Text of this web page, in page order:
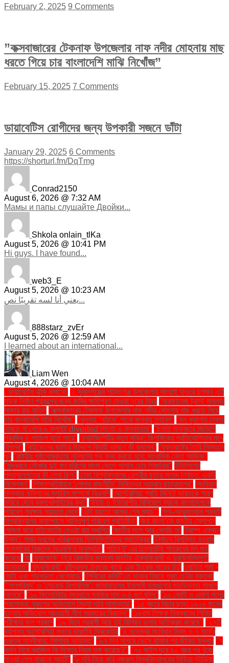
February 2, 2025 9 Comments
”কক্সবাজারের টেকনাফ উপজেলার নাফ নদীর মোহনায় মাছ
ধরতে গিয়ে চার বাংলাদেশি মাঝি নিখোঁজ”
February 15, 2025 7 Comments
ডায়াবেটিস রোগীদের জন্য উপকারী সজনে ডাঁটা
January 29, 2025 6 Comments
https://shorturl.fm/DqTmg
Conrad2150
August 6, 2026 @ 7:32 AM
Мамы и папы слушайте Двойки...
Shkola onlain_tlKa
August 5, 2026 @ 10:41 PM
Hi guys. I have found...
web3_E
August 5, 2026 @ 10:23 AM
يعني أنا لسه تقريبًا نص...
888starz_zvEr
August 5, 2026 @ 12:59 AM
I learned about an international...
Liam Wen
August 4, 2026 @ 10:04 AM
. ডায়াবেটিস ঝুঁকি কমানো:
। সুনামগঞ্জের শান্তিগঞ্জ উপজেলার সাংহাই হাওরে চলমান এই
সড়ক নির্মাণ প্রকল্পের জন্য জমির ক্ষতিপূরণ দেওয়া দূরের বিষয় ''অরফানেজ ট্রাস্ট মামলায়
সাজার রায় বাতিল ''কক্সবাজারের টেকনাফ উপজেলার নাফ নদীর মোহনায় মাছ ধরতে গিয়ে
চার বাংলাদেশি মাঝি নিখোঁজ'' ''খুলনায় ‘নাটুকে’ পার্কে জলবায়ু তহবিল'' ''ঘন কুয়াশায় ঢাকায়
নামতে না পেরে ৬ ফ্লাইট diverted সিলেট ও কলকাতায়'' ''চলতি অর্থবছরে জিডিপি
প্রবৃদ্ধি ৪ শতাংশ হতে পারে'' ''চ্যাটজিপিটির নতুন সুবিধা: ডিপসিকের প্রতিযোগিতার মুখে
বিপ্লব'' ''বাইডেনের জাতির উদ্দেশে বিদায়ী ভাষণে কী বললেন'' ''যুক্তরাষ্ট্রে তৈরি পিস্তলে
খুন ''রাষ্ট্রীয় পৃষ্ঠপোষকতায় লুটপাটের পথ বন্ধ করতে হবে: সাংবাদিক নেতা আজিজ"
''সুন্দরবনে নৌকায় দুই মণ হরিণের মাংস ফেলে পালাল চোর শিকারিরা'' 'টিউলিপের
পদত্যাগপত্রে কী লেখা ছিল'' 'ঢাকা বিশ্ববিদ্যালয় কেন্দ্রীয় ছাত্র সংসদ নির্বাচন: একটি
বিশ্লেষণ'' 'শিক্ষাপ্রতিষ্ঠানে ‘গোপন রাজনীতি’ নিষিদ্ধের আহ্বান ছাত্রদলের'' 'সংবিধান
সংস্কার কমিশনের সুপারিশ সম্পর্কে বিএনপি ‘অস্ট্রেলিয়া প্রতি মিনিটে ভারতকে স্মরণ
করিয়ে দেবে ধবলধোলাইয়ের কথা’ ‘ইইউ ও ইউরোপীয় বিনিয়োগ ব্যাংক বাংলাদেশকে
পরিবেশ সুরক্ষায় সহায়তা দেবে’ ‘এটা হয়তো আমার শেষ ম্যাচ’" ‘গণ–অভ্যুত্থান পরবর্তী
বিশ্ববিদ্যালয় ক্যাম্পাসে শান্তিপূর্ণ পরিবেশ প্রতিষ্ঠিত’ ‘জয় বাংলা’কে জাতীয় স্লোগান
ঘোষণা করে হাইকোর্টের দেওয়া রায় স্থগিত ‘জাতীয় দলে আর খেলছি না’ ‘ট্রাম্প একজন
উন্মাদ’: গাজা দখলের পরিকল্পনায় ফিলিস্তিনিদের প্রতিক্রিয়া ‘নির্বাচন বিলম্বিত হওয়ার
সংস্কারের বিরুদ্ধে বিএনপি’র অবস্থান’ ‘পাঠান টু’ এর চিত্রনাট্য শাহরুখের মন জয়
করেছে ‘মা ‘মুনাফেকি’ নিয়ে রিজভীর মন্তব্য জাতীয় ঐক্যবিরোধী ও দুরভিসন্ধিপূর্ণ:
জামায়াত" ‘যুদ্ধবিরোধী’ রবীন্দ্রনাথ ঠাকুরের কাছে এক ইংরেজ মায়ের চিঠি ‘রোহিত শর্মা -
মোটা এবং গড়পড়তা খেলোয়াড়’ ‘শিবিরের কমিটি’তে থাকার বিষয়ে পূজা চেরির বক্তব্য
"‘গণপরিষদ’ ও ‘সেকেন্ড রিপাবলিক’: জামায়াতসহ ইসলামী দলগুলোর মতভিন্নতা সামনে
আসছে" "১০ কিলোমিটার ব্যবধানে সবজির দাম ৩-৪ গুণ বৃদ্ধি" "১০ কোটি ও এমপি পদের
প্রলোভন: নুরুলের অভিযোগ মিথ্যা দাবি সামান্তার" "১৫ বছরে বিচার ছাড়া ১৯২৬ জনের
হত্যার অভিযোগ আওয়ামী লীগ সরকারের বিরুদ্ধে" "১৮তম শিক্ষক নিবন্ধনের লিখিত
পরীক্ষার ফল প্রকাশ "১৯ দিনে প্রবাসী আয় দুই বিলিয়ন ডলার অতিক্রম করেছে" "২৭টি
ব্যাগসহ অস্ট্রেলিয়া সফরে ভারতীয় ক্রিকেটার "৪ নভেম্বর সংবিধান দিবস ও ৭ মার্চের
গুরুত্ব অস্বীকার: সিপিবির অভিমত" "৬৭ দিন সাগরে ভেসে থাকার পর জীবিত উদ্ধার "৭
বদলি নিয়ে ব্রাজিল কি ফিফার নিয়ম ভঙ্গ করেছে?" "৭০ মাইল দূরে ৪০ বছর পর খুঁজে
পাওয়া গেল হারানো আংটি" "৮ দবি নিয়ে কবি নজরুল বিশ্ববিদ্যালয়ের মিডিয়া স্টাডিজ